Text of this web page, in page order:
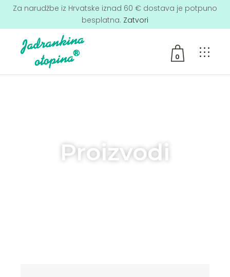
Za narudžbe iz Hrvatske iznad 60 € dostava je potpuno
besplatna. Zatvori
0
Proizvodi